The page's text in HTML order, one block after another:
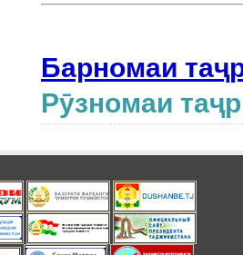
Барномаи
Рӯзномаи